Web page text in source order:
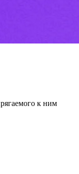
к ним